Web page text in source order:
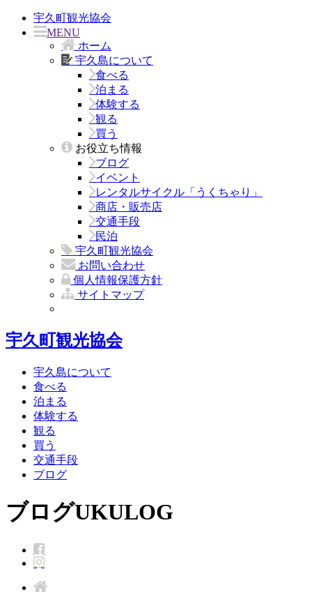
宇久町観光協会
MENU
ホーム
宇久島について
食べる
泊まる
体験する
観る
買う
お役立ち情報
ブログ
イベント
レンタルサイクル「うくちゃり」
商店・販売店
交通手段
民泊
宇久町観光協会
お問い合わせ
個人情報保護方針
サイトマップ
宇久町観光協会
宇久島について
食べる
泊まる
体験する
観る
買う
交通手段
ブログ
ブログUKULOG